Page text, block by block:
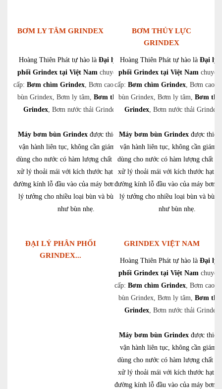
BƠM LY TÂM GRINDEX
BƠM THỦY LỰC
GRINDEX
Hoàng Thiên Phát tự hào là Đại lý phân
phối Grindex tại Việt Nam chuyên cung
cấp: Bơm chìm Grindex, Bơm cao áp, Bơm
bùn Grindex, Bơm ly tâm, Bơm thủy lực
Grindex, Bơm nước thải Grindex,….
Máy bơm bùn Grindexđược thiết kế để
vận hành liên tục, không cần giám sát và
dùng cho nước có hàm lượng chất rắn cao,
xử lý thoải mái với kích thước hạt lên đến
đường kính lỗ đầu vào của máy bơm. Chúng
lý tưởng cho nhiều loại bùn và bùn, cũng
như bùn nhẹ.
ĐẠI LÝ PHÂN PHỐI
GRINDEX...
Hoàng Thiên Phát tự hào là Đại lý
phối Grindex tại Việt Nam
cấp: Bơm chìm Grindex, Bơm cao
bùn Grindex, Bơm ly tâm, Bơm
Grindex, Bơm nước thải
Máy bơm bùn Grindexđược thiết
vận hành liên tục, không cần giám
dùng cho nước có hàm lượng chất
xử lý thoải mái với kích thước hạt
đường kính lỗ đầu vào của máy bơm.
lý tưởng cho nhiều loại bùn và bùn,
như bùn nhẹ.
GRINDEX VIỆT NAM
Hoàng Thiên Phát tự hào là Đại lý
phối Grindex tại Việt Nam
cấp: Bơm chìm Grindex, Bơm cao
bùn Grindex, Bơm ly tâm, Bơm
Grindex, Bơm nước thải
Máy bơm bùn Grindexđược thiết
vận hành liên tục, không cần giám
dùng cho nước có hàm lượng chất
xử lý thoải mái với kích thước hạt
đường kính lỗ đầu vào của máy bơm.